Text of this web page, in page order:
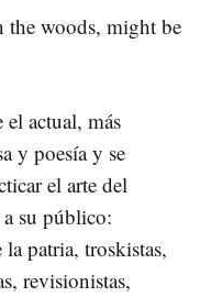
the woods, might be
actual, más
y poesía y se
el arte del
su público:
la patria, troskistas,
revisionistas,